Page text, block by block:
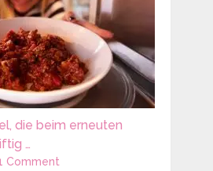
die beim erneuten
…
Comment